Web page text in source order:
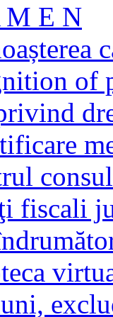
M E N
of
fiscali